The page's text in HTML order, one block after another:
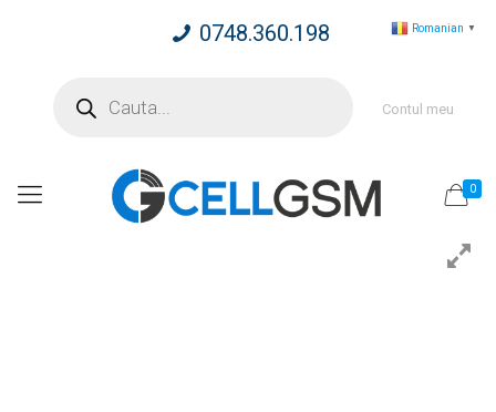
0748.360.198
search
Contul meu
0
Romanian ▼